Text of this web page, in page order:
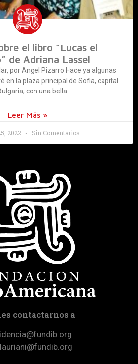
el libro “Lucas el
de Adriana Lassel
por Angel Pizarro Hace ya algunas
en la plaza principal de Sofia, capital
con una bella
Leer Más »
2022 Sin Comentarios
contactarnos a